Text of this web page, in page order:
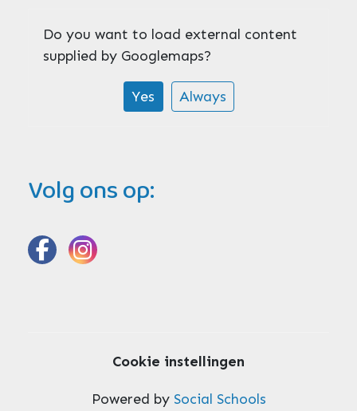
Do you want to load external content
supplied by Googlemaps?
Yes Always
Volg ons op:
Cookie instellingen
Powered by Social Schools